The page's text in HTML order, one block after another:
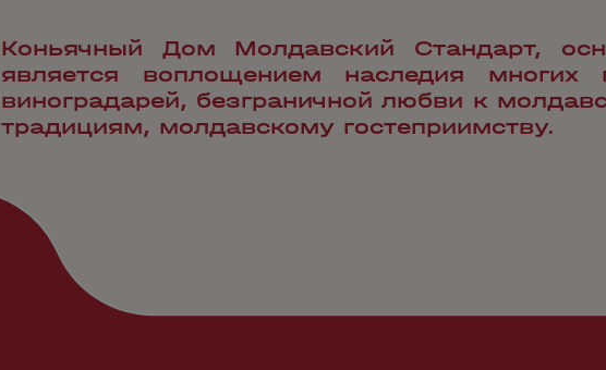
Коньячный Дом Молдавский Стандарт,
является воплощением наследия многих
виноградарей, безграничной любви к
традициям, молдавскому гостеприимству.